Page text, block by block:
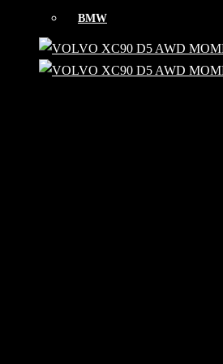
BMW
CITROËN